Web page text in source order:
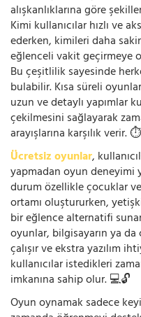
alışkanlıklarına göre
Kimi kullanıcılar hızlı ve
ederken, kimileri daha
eğlenceli vakit geçirmeye
Bu çeşitlilik sayesinde
bulabilir. Kısa süreli
uzun ve detaylı yapımlar
çekilmesini sağlayarak
arayışlarına karşılık verir.
Ücretsiz oyunlar,
yapmadan oyun deneyimi
durum özellikle çocuklar
ortamı oluştururken,
bir eğlence alternatifi
oyunlar, bilgisayarın ya da
çalışır ve ekstra yazılım
kullanıcılar istedikleri
imkanına sahip olur. 💻🔓
Oyun oynamak sadece